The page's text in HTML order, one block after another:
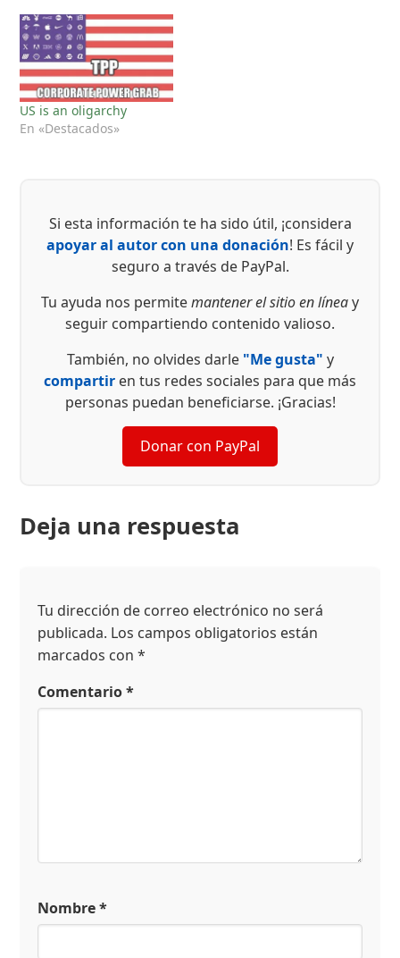
US is an oligarchy
En «Destacados»
Si esta información te ha sido útil, ¡considera
apoyar al autor con una donación! Es fácil y
seguro a través de PayPal.
Tu ayuda nos permitemantener el sitio en líneay
seguir compartiendo contenido valioso.
También, no olvides darle "Me gusta" y
compartir en tus redes sociales para que más
personas puedan beneficiarse. ¡Gracias!
Donar con PayPal
Deja una respuesta
Tu dirección de correo electrónico no será
publicada. Los campos obligatorios están
marcados con*
Comentario*
Nombre*